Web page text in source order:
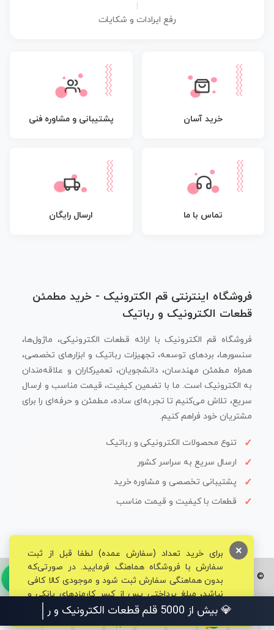
رفع ایرادات و شکایات
خرید آسان پشتیبانی و مشاوره فنی
تماس با ما ارسال رایگان
فروشگاه اینترنتی قم الکترونیک - خرید مطمئن
قطعات الکترونیک و رباتیک
فروشگاه قم الکترونیک با ارائه قطعات الکترونیکی، ماژول‌ها،
سنسورها، بردهای توسعه، تجهیزات رباتیک و ابزارهای تخصصی،
همراه مطمئن مهندسان، دانشجویان، تعمیرکاران و علاقه‌مندان
به الکترونیک است. ما با تضمین کیفیت، قیمت مناسب و ارسال
سریع، تلاش می‌کنیم تا تجربه‌ای ساده، مطمئن و حرفه‌ای را برای
مشتریان خود فراهم کنیم.
تنوع محصولات الکترونیکی و رباتیک
ارسال سریع به سراسر کشور
پشتیبانی تخصصی و مشاوره خرید
قطعات با کیفیت و قیمت مناسب
© تمامی حقوق برای فروشگاه تخصصی قم الکترونیک محفوظ می‌باشد.
برای خرید تعداد (سفارش عمده) لطفا قبل از ثبت
سفارش با فروشگاه هماهنگ فرمایید. در صورتی‌که
بدون هماهنگی سفارش ثبت شود و موجودی کالا کافی
نباشد، مبلغ پرداختی پس از کسر کارمزدهای بانکی و
مالیاتی به حساب شما بازگشت داده خواهد شد.
×
💎 بیش از 5000 قلم قطعات الکترونیک و رباتیک